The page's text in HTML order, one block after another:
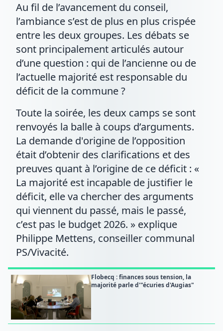
Au fil de l’avancement du conseil,
l’ambiance s’est de plus en plus crispée
entre les deux groupes. Les débats se
sont principalement articulés autour
d’une question : qui de l’ancienne ou de
l’actuelle majorité est responsable du
déficit de la commune ?
Toute la soirée, les deux camps se sont
renvoyés la balle à coups d’arguments.
La demande d'origine de l’opposition
était d’obtenir des clarifications et des
preuves quant à l’origine de ce déficit : «
La majorité est incapable de justifier le
déficit, elle va chercher des arguments
qui viennent du passé, mais le passé,
c’est pas le budget 2026. » explique
Philippe Mettens, conseiller communal
PS/Vivacité.
Flobecq : finances sous tension, la
majorité parle d'"écuries d'Augias"